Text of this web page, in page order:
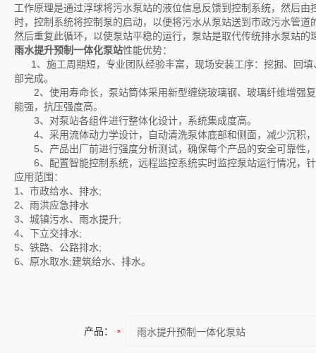
工作原理是通过浮球将污水泵站的液位信息反馈到控制系统，然后
时，控制系统将控制泵的启动，以便将污水从泵站送到市政污水管
然后重复此循环，以使泵站平稳的运行，泵站是取代传统排水泵站的
雨水提升预制一体化泵站性能优势：
1、施工周期短，专业团队经验丰富，现场安装工序：挖掘、回填
部完成。
2、使用寿命长，泵站筒体采用新型缠绕玻璃钢、玻璃纤维增强
能强，抗压强度高。
3、对泵站各组件进行整体化设计，系统集成度高。
4、采用流体动力学设计，自动清洗泵体底部和侧面，减少沉积
5、产品出厂前进行强度分析测试，确保每个产品的安全可靠性
6、配置智能控制系统，远程监控系统实时监控泵站运行情况，
应用范围：
1、市政给水、排水;
2、雨洪应急排水
3、城镇污水、雨水提升;
4、下立交排水;
5、铁路、公路排水;
6、原水取水;建筑给水、排水。
产品：